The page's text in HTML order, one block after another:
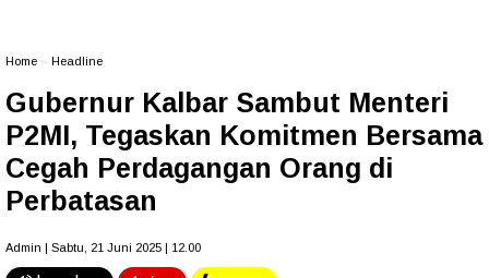
Home Headline
Gubernur Kalbar Sambut Menteri
P2MI, Tegaskan Komitmen Bersama
Cegah Perdagangan Orang di
Perbatasan
Admin | Sabtu, 21 Juni 2025 | 12.00